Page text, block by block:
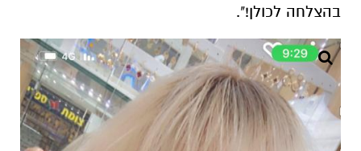
בהצלחה לכולן!".